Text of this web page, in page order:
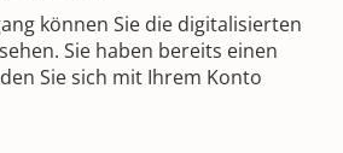
können Sie die digitalisierten
Sie haben bereits einen
Sie sich mit Ihrem Konto